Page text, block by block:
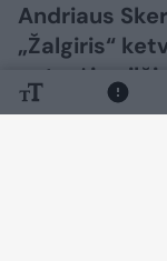
Andriaus
„Žalgiris“
neturėjo
Lietuvos